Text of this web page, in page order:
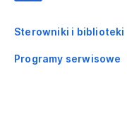
Sterowniki i biblioteki
Programy serwisowe